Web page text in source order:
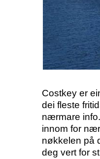
Costkey er
dei fleste
nærmare
innom for
nøkkelen på
deg vert for